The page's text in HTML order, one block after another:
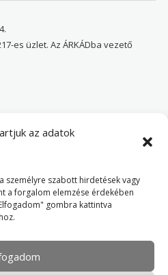
az adatok
személyre szabott hirdetések vagy
a forgalom elemzése érdekében
gombra kattintva
es üzlet. Az ÁRKÁDba vezető